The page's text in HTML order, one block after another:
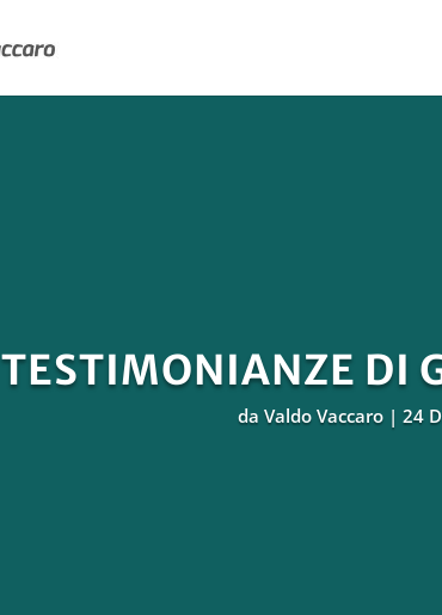
TESTIMONIANZE DI
da Valdo Vaccaro 24